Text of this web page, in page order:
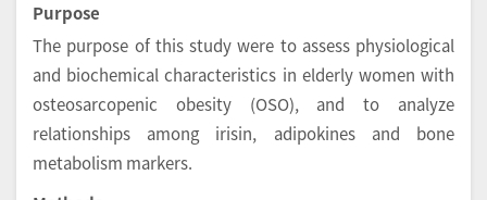
Purpose
The purpose of this study were to assess physiological
and biochemical characteristics in elderly women with
osteosarcopenic obesity (OSO), and to analyze
relationships among irisin, adipokines and bone
metabolism markers.